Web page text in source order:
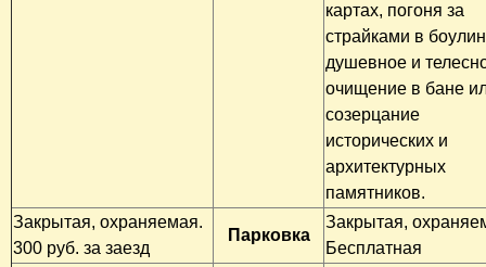
картах, погоня за
страйками в
душевное и
очищение в бане
созерцание
исторических и
архитектурных
памятников.
Закрытая, охраняемая.
300 руб. за заезд
Парковка
Закрытая,
Бесплатная